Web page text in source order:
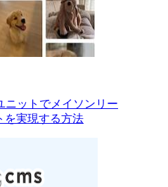
ニットでメイソンリー
を実現する方法